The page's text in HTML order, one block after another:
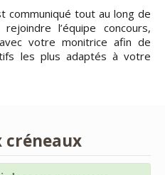
communiqué tout au long de
l’équipe concours,
votre monitrice afin de
les plus adaptés à votre